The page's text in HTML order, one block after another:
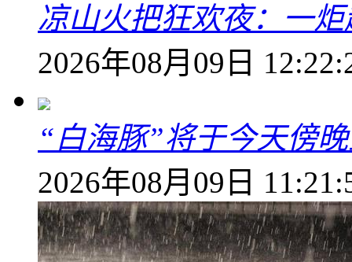
凉山火把狂欢夜：一
2026年08月09日
“白海豚”将于今天傍
2026年08月09日